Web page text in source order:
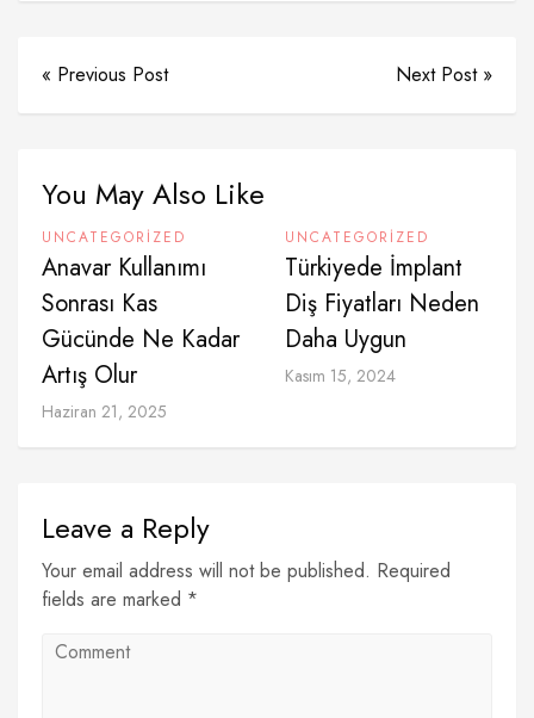
« Previous Post Next Post »
You May Also Like
UNCATEGORIZED
Anavar Kullanımı
Sonrası Kas
Gücünde Ne Kadar
Artış Olur
Haziran 21, 2025
UNCATEGORIZED
Türkiyede İmplant
Diş Fiyatları Neden
Daha Uygun
Kasım 15, 2024
Leave a Reply
Your email address will not be published. Required
fields are marked *